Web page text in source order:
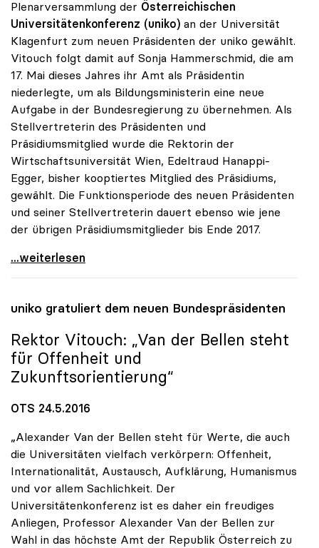
Plenarversammlung der Österreichischen
Universitätenkonferenz (uniko) an der Universität
Klagenfurt zum neuen Präsidenten der uniko gewählt.
Vitouch folgt damit auf Sonja Hammerschmid, die am
17. Mai dieses Jahres ihr Amt als Präsidentin
niederlegte, um als Bildungsministerin eine neue
Aufgabe in der Bundesregierung zu übernehmen. Als
Stellvertreterin des Präsidenten und
Präsidiumsmitglied wurde die Rektorin der
Wirtschaftsuniversität Wien, Edeltraud Hanappi-
Egger, bisher kooptiertes Mitglied des Präsidiums,
gewählt. Die Funktionsperiode des neuen Präsidenten
und seiner Stellvertreterin dauert ebenso wie jene
der übrigen Präsidiumsmitglieder bis Ende 2017.
Oliver Vitouch zum neuen Präsidenten der uniko
...weiterlesen
uniko gratuliert dem neuen Bundespräsidenten
Rektor Vitouch: „Van der Bellen steht
für Offenheit und
Zukunftsorientierung“
OTS 24.5.2016
„Alexander Van der Bellen steht für Werte, die auch
die Universitäten vielfach verkörpern: Offenheit,
Internationalität, Austausch, Aufklärung, Humanismus
und vor allem Sachlichkeit. Der
Universitätenkonferenz ist es daher ein freudiges
Anliegen, Professor Alexander Van der Bellen zur
Wahl in das höchste Amt der Republik Österreich zu